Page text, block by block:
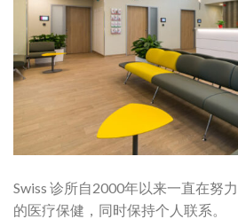
Swiss 诊所自2000年以来一直在努
的医疗保健，同时保持个人联系。